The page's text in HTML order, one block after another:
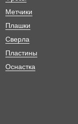
Метчики
Плашки
Сверла
Пластины
Оснастка